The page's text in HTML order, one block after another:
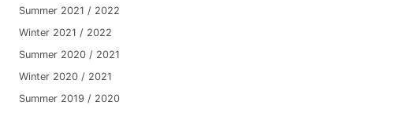
Summer 2021 / 2022
Winter 2021 / 2022
Summer 2020 / 2021
Winter 2020 / 2021
Summer 2019 / 2020